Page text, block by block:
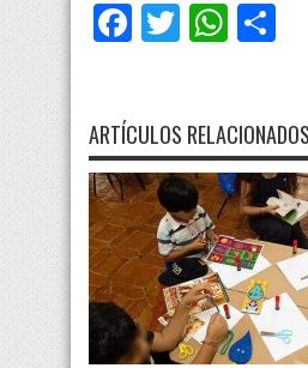
Facebook
Twitter
ARTÍCULOS RELACIONADOS